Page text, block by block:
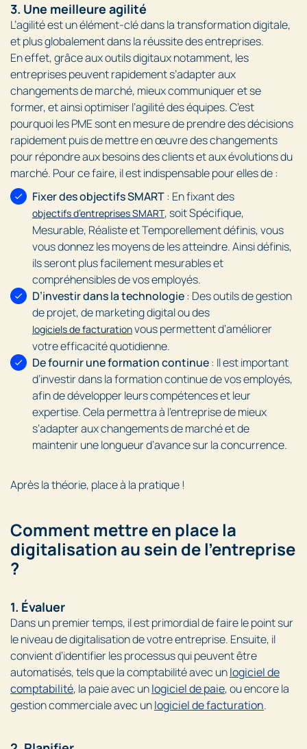
3. Une meilleure agilité
L’agilité est un élément-clé dans la transformation digitale,
et plus globalement dans la réussite des entreprises.
En effet, grâce aux outils digitaux notamment, les
entreprises peuvent rapidement s’adapter aux
changements de marché, mieux communiquer et se
former, et ainsi optimiser l’agilité des équipes. C’est
pourquoi les PME sont en mesure de prendre des décisions
rapidement puis de mettre en œuvre des changements
pour répondre aux besoins des clients et aux évolutions du
marché. Pour ce faire, il est indispensable pour elles de :
Fixer des objectifs SMART: En fixant des
objectifs d’entreprises SMART, soit Spécifique,
Mesurable, Réaliste et Temporellement définis, vous
vous donnez les moyens de les atteindre. Ainsi définis,
ils seront plus facilement mesurables et
compréhensibles de vos employés.
D’investir dans la technologie: Des outils de gestion
de projet, de marketing digital ou des
logiciels de facturationvous permettent d’améliorer
votre efficacité quotidienne.
De fournir une formation continue: Il est important
d’investir dans la formation continue de vos employés,
afin de développer leurs compétences et leur
expertise. Cela permettra à l’entreprise de mieux
s’adapter aux changements de marché et de
maintenir une longueur d’avance sur la concurrence.
Après la théorie, place à la pratique !
Comment mettre en place la
digitalisation au sein de l’entreprise
?
1. Évaluer
Dans un premier temps, il est primordial de faire le point sur
le niveau de digitalisation de votre entreprise. Ensuite, il
convient d’identifier les processus qui peuvent être
automatisés, tels que la comptabilité avec unlogiciel de
comptabilité, la paie avec unlogiciel de paie, ou encore la
gestion commerciale avec unlogiciel de facturation.